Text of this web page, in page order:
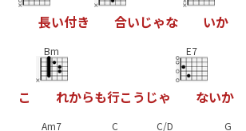
長い付き 合いじゃな いか
こ
Bm
れからも行こ う じゃ
E7
ないか
Am7 C C/D G